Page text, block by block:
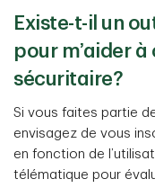
Existe-t-il un
pour m’aider
sécuritaire?
Si vous faites partie
envisagez de vous
en fonction de
télématique pour